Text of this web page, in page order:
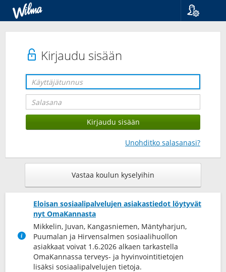
Kirjaudu sisään
Unohditko salasanasi?
Vastaa koulun kyselyihin
Eloisan sosiaalipalvelujen asiakastiedot löytyvät
nyt OmaKannasta
Mikkelin, Juvan, Kangasniemen, Mäntyharjun,
Puumalan ja Hirvensalmen sosiaalihuollon
asiakkaat voivat 1.6.2026 alkaen tarkastella
OmaKannassa terveys-​ ja hyvinvointitietojen
lisäksi sosiaalipalvelujen tietoja.